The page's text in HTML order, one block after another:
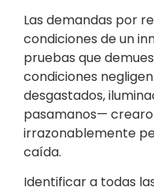
Las demandas por
condiciones de un
pruebas que
condiciones
desgastados,
pasamanos—
irrazonablemente
caída.
Identificar a todas